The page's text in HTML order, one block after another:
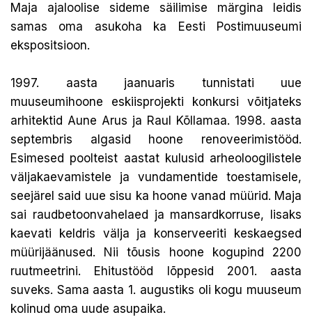
Maja ajaloolise sideme säilimise märgina leidis
samas oma asukoha ka Eesti Postimuuseumi
ekspositsioon.
1997. aasta jaanuaris tunnistati uue
muuseumihoone eskiisprojekti konkursi võitjateks
arhitektid Aune Arus ja Raul Kõllamaa. 1998. aasta
septembris algasid hoone renoveerimistööd.
Esimesed poolteist aastat kulusid arheoloogilistele
väljakaevamistele ja vundamentide toestamisele,
seejärel said uue sisu ka hoone vanad müürid. Maja
sai raudbetoonvahelaed ja mansardkorruse, lisaks
kaevati keldris välja ja konserveeriti keskaegsed
müürijäänused. Nii tõusis hoone kogupind 2200
ruutmeetrini. Ehitustööd lõppesid 2001. aasta
suveks. Sama aasta 1. augustiks oli kogu muuseum
kolinud oma uude asupaika.